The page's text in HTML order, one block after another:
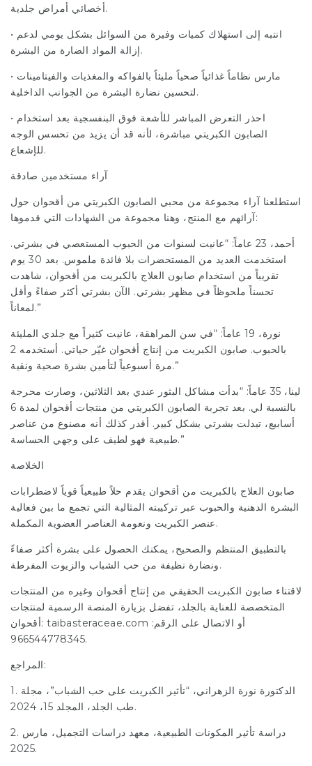
أخصائي أمراض جلدية.
• انتبه إلى استهلاك كميات وفيرة من السوائل بشكل يومي لدعم
إزالة المواد الضارة من البشرة.
• مارس نظاماً غذائياً صحياً مليئاً بالفواكه والمغذيات والفيتامينات
لتحسين نضارة البشرة من الجوانب الداخلية.
• احذر التعرض المباشر للأشعة فوق البنفسجية بعد استخدام
الصابون الكبريتي مباشرة، لأنه قد أن يزيد من تحسس الوجه
للإشعاع.
آراء مستخدمين صادقة
استطلعنا آراء مجموعة من محبي الصابون الكبريتي من أقحوان حول
آرائهم مع المنتج، وهنا مجموعة من الشهادات التي قدموها:
أحمد، 23 عاماً: “عانيت لسنوات من الحبوب المستعصي في بشرتي.
استخدمت العديد من المستحضرات بلا فائدة ملموس. بعد 30 يوم
تقريباً من استخدام صابون العلاج بالكبريت من أقحوان، شاهدت
تحسناً ملحوظاً في مظهر بشرتي. الآن بشرتي أكثر صفاءً وأقل
لمعاناً.”
نورة، 19 عاماً: “في سن المراهقة، عانيت كثيراً مع جلدي المليئة
بالحبوب. صابون الكبريت من إنتاج أقحوان غيّر حياتي. أستخدمه 2
مرة أسبوعياً لتأمين بشرة صحية ونقية.”
لينا، 35 عاماً: “بدأت مشاكل البثور عندي بعد الثلاثين، وصارت محرجة
بالنسبة لي. بعد تجربة الصابون الكبريتي من منتجات أقحوان لمدة 6
أسابيع، تبدلت بشرتي بشكل كبير. أقدر كذلك أنه مصنوع من عناصر
طبيعية فهو لطيف على وجهي الحساسة.”
الخلاصة
صابون العلاج بالكبريت من أقحوان يقدم حلاً طبيعياً قوياً لاضطرابات
البشرة الدهنية والحبوب عبر تركيبته المثالية التي تجمع ما بين فعالية
عنصر الكبريت ونعومة العناصر العضوية المكملة.
بالتطبيق المنتظم والصحيح، يمكنك الحصول على بشرة أكثر صفاءً
ونضارة نظيفة من حب الشباب والزيوت المفرطة.
لاقتناء صابون الكبريت الحقيقي من إنتاج أقحوان وغيره من المنتجات
المتخصصة للعناية بالجلد، تفضل بزيارة المنصة الرسمية لمنتجات
أقحوان: taibasteraceae.com أو الاتصال على الرقم:
966544778345.
المراجع:
1. الدكتورة نورة الزهراني، “تأثير الكبريت على حب الشباب”، مجلة
طب الجلد، المجلد 15، 2024.
2. دراسة تأثير المكونات الطبيعية، معهد دراسات التجميل، مارس
2025.